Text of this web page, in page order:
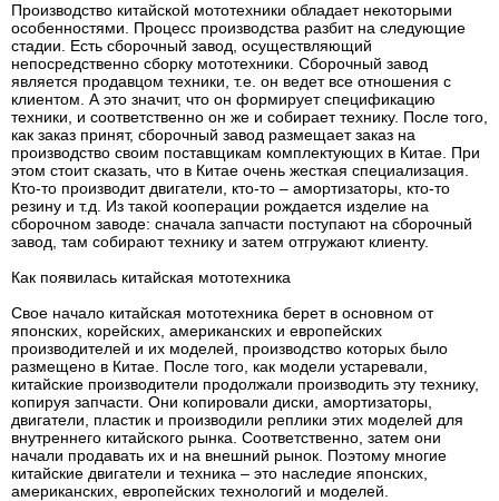
Производство китайской мототехники обладает некоторыми
особенностями. Процесс производства разбит на следующие
стадии. Есть сборочный завод, осуществляющий
непосредственно сборку мототехники. Сборочный завод
является продавцом техники, т.е. он ведет все отношения с
клиентом. А это значит, что он формирует спецификацию
техники, и соответственно он же и собирает технику. После того,
как заказ принят, сборочный завод размещает заказ на
производство своим поставщикам комплектующих в Китае. При
этом стоит сказать, что в Китае очень жесткая специализация.
Кто-то производит двигатели, кто-то – амортизаторы, кто-то
резину и т.д. Из такой кооперации рождается изделие на
сборочном заводе: сначала запчасти поступают на сборочный
завод, там собирают технику и затем отгружают клиенту.
Как появилась китайская мототехника
Свое начало китайская мототехника берет в основном от
японских, корейских, американских и европейских
производителей и их моделей, производство которых было
размещено в Китае. После того, как модели устаревали,
китайские производители продолжали производить эту технику,
копируя запчасти. Они копировали диски, амортизаторы,
двигатели, пластик и производили реплики этих моделей для
внутреннего китайского рынка. Соответственно, затем они
начали продавать их и на внешний рынок. Поэтому многие
китайские двигатели и техника – это наследие японских,
американских, европейских технологий и моделей.